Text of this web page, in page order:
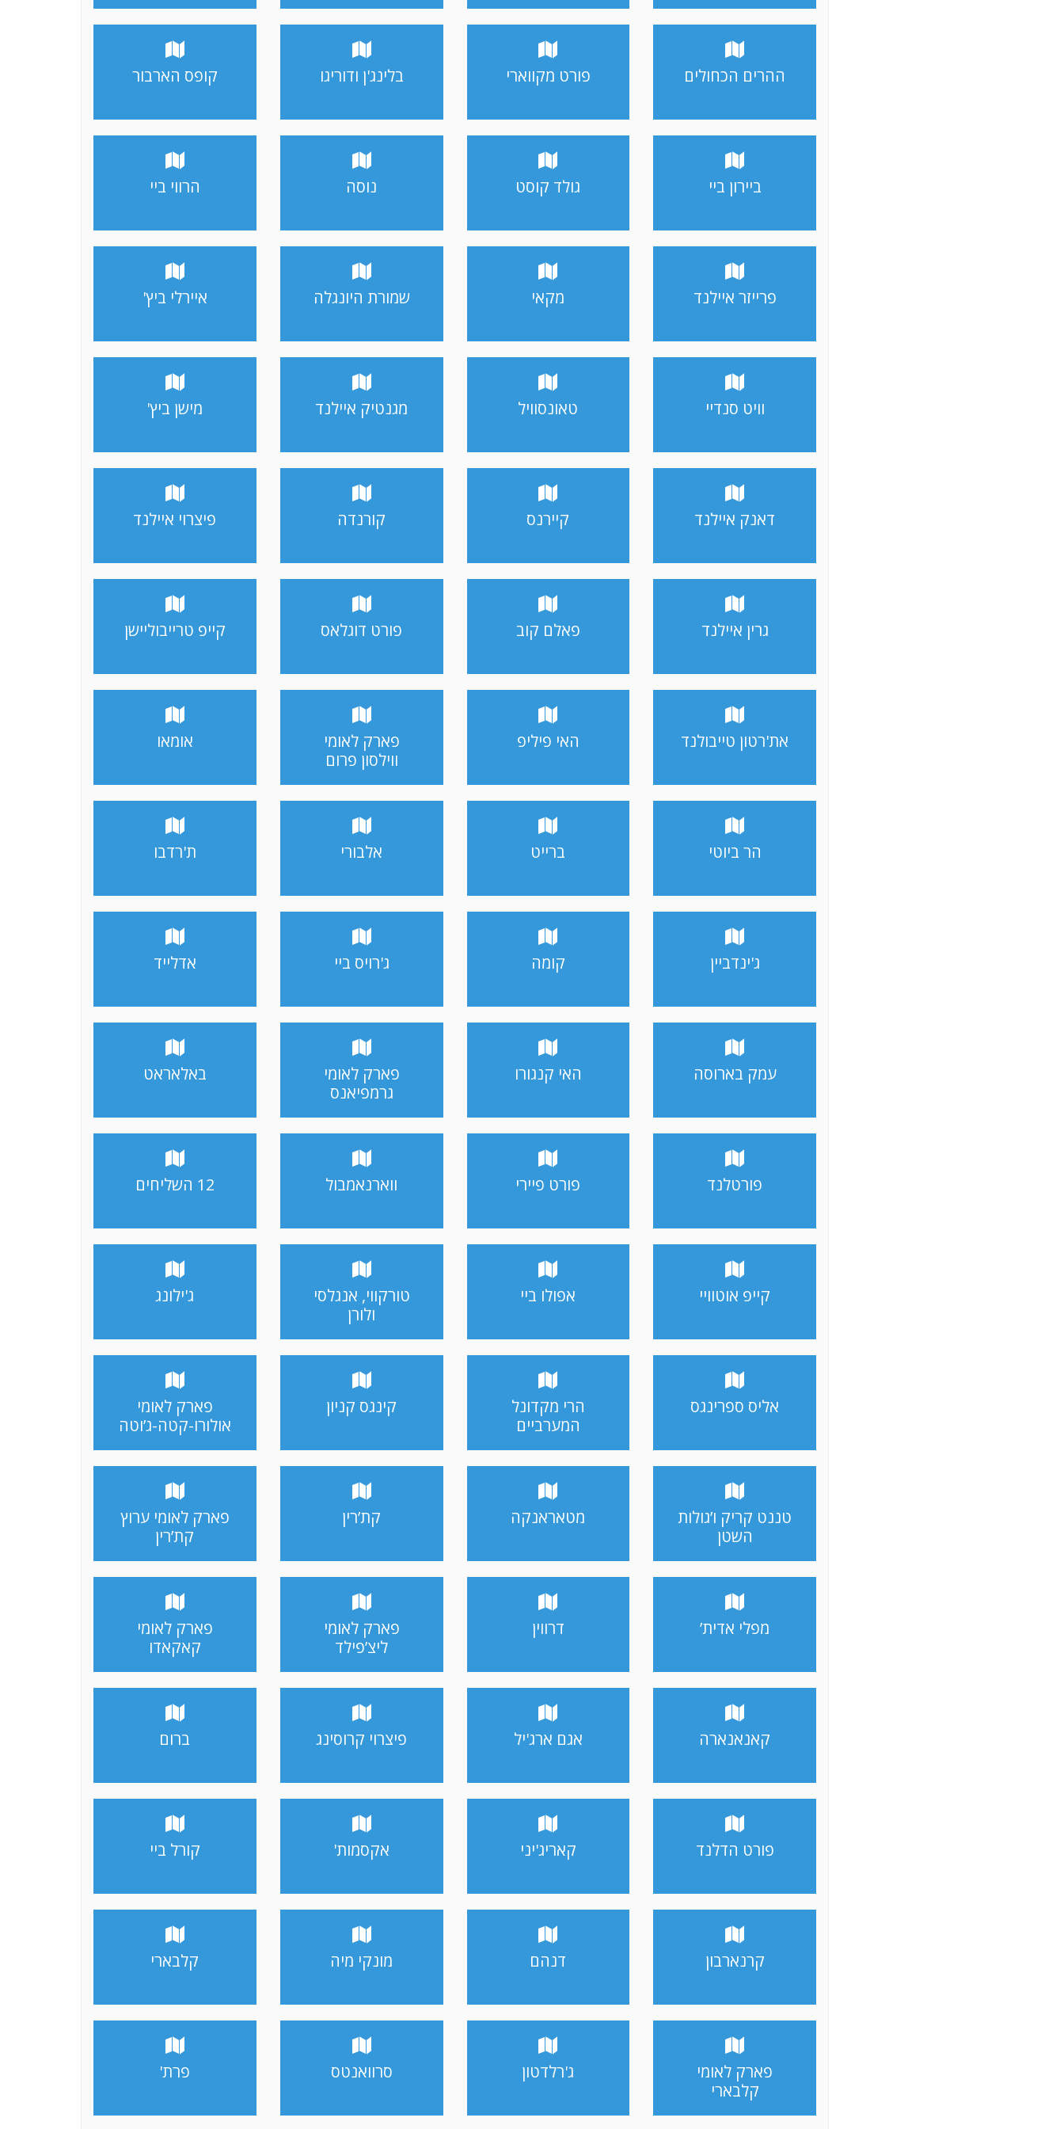
ההרים הכחולים פורט מקווארי בלינג'ן ודוריגו קופס הארבור
ביירון ביי גולד קוסט נוסה הרווי ביי
פרייזר איילנד מקאי שמורת היונגלה איירלי ביץ'
וויט סנדיי טאונסוויל מגנטיק איילנד מישן ביץ'
דאנק איילנד קיירנס קורנדה פיצרוי איילנד
גרין איילנד פאלם קוב פורט דוגלאס קייפ טרייבוליישן
את'רטון טייבולנד האי פיליפ
פארק לאומי
ווילסון פרום
אומאו
הר ביוטי ברייט אלבורי ת'רדבו
ג'ינדביין קומה ג'רויס ביי אדלייד
עמק בארוסה האי קנגורו
פארק לאומי
גרמפיאנס
באלאראט
פורטלנד פורט פיירי ווארנאמבול 12 השליחים
קייפ אוטוויי אפולו ביי
טורקווי, אנגלסי
ולורן
ג'ילונג
אליס ספרינגס
הרי מקדונל
המערביים
קינגס קניון
פארק לאומי
אולורו-קטה-ג’וטה
טננט קריק ו’גולות
השטן
מטאראנקה קת’רין
פארק לאומי ערוץ
קת’רין
מפלי אדית’ דרווין
פארק לאומי
ליצ’פילד
פארק לאומי
קאקאדו
קאנאנארה אגם ארג'יל פיצרוי קרוסינג ברום
פורט הדלנד קאריג'יני אקסמות' קורל ביי
קרנארבון דנהם מונקי מיה קלבארי
פארק לאומי
קלבארי
ג'רלדטון סרוואנטס פרת'